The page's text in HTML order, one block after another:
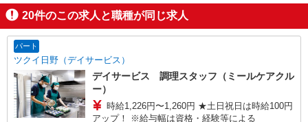
20件のこの求人と職種が同じ求人
パート
ツクイ日野（デイサービス）
デイサービス 調理スタッフ（ミールケアクル
ー）
時給1,226円〜1,260円 ★土日祝日は時給100円
アップ！ ※給与幅は資格・経験等による